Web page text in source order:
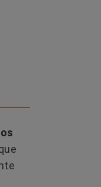
PARA
QUE